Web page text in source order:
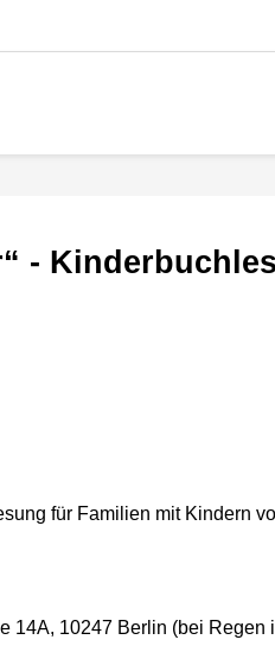
für Familien mit Kindern
14A, 10247 Berlin (bei Regen